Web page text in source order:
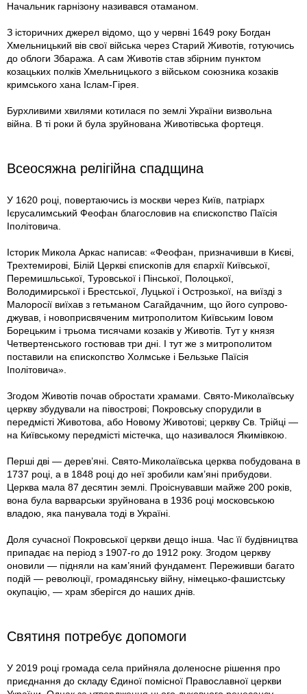
Начальник гарнізону називався отаманом.
З історичних джерел відомо, що у червні 1649 року Богдан
Хмельницький вів свої війська через Старий Животів, готуючись
до облоги Збаража. А сам Животів став збірним пунктом
козацьких полків Хмельницького з військом союзника козаків
кримського хана Іслам-Гірея.
Бурхливими хвилями котилася по землі України визвольна
війна. В ті роки й була зруйнована Животівська фортеця.
Всеосяжна релігійна спадщина
У 1620 році, повертаючись із москви через Київ, патріарх
Ієрусалимський Феофан благословив на єпископство Паїсія
Іполітовича.
Історик Микола Аркас написав: «Феофан, призначивши в Києві,
Трехтемирові, Білій Церкві єпископів для єпархії Київської,
Перемишльської, Туровської і Пінської, Полоцької,
Володимирської і Брестської, Луцької і Острозької, на виїзді з
Малоросії виїхав з гетьманом Сагайдачним, що його супрово­
джував, і новоприсвяченим митрополитом Київським Іовом
Борецьким і трьома тисячами козаків у Животів. Тут у князя
Четвертенського гостював три дні. І тут же з митрополитом
поставили на єпископство Холмське і Бельзьке Паїсія
Іполітовича».
Згодом Животів почав обростати храмами. Свято-Миколаївську
церкву збудували на півострові; Покровську спорудили в
передмісті Животова, або Новому Животові; церкву Св. Трійці —
на Київському передмісті містечка, що називалося Якимівкою.
Перші дві — дерев’яні. Свято-Миколаївська церква побудована в
1737 році, а в 1848 році до неї зробили кам’яні прибудови.
Церква мала 87 десятин землі. Проіснувавши майже 200 років,
вона була варварськи зруйнована в 1936 році московською
владою, яка панувала тоді в Україні.
Доля сучасної Покровської церкви дещо інша. Час її будівництва
припадає на період з 1907-го до 1912 року. Згодом церкву
оновили — підняли на кам’яний фундамент. Переживши багато
подій — революції, громадянську війну, німецько-фашистську
окупацію, — храм зберігся до наших днів.
Святиня потребує допомоги
У 2019 році громада села прийняла доленосне рішення про
приєднання до складу Єдиної помісної Православної церкви